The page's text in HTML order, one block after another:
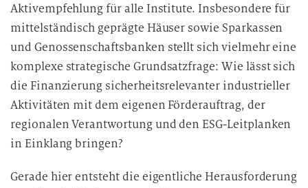
Aktivempfehlung für alle Institute. Insbesondere für
mittelständisch geprägte Häuser sowie Sparkassen
und Genossenschaftsbanken stellt sich vielmehr eine
komplexe strategische Grundsatzfrage: Wie lässt sich
die Finanzierung sicherheitsrelevanter industrieller
Aktivitäten mit dem eigenen Förderauftrag, der
regionalen Verantwortung und den ESG-Leitplanken
in Einklang bringen?
Gerade hier entsteht die eigentliche Herausforderung